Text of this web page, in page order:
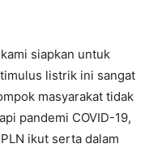
siapkan untuk
listrik ini sangat
masyarakat tidak
pandemi COVID-19,
ikut serta dalam